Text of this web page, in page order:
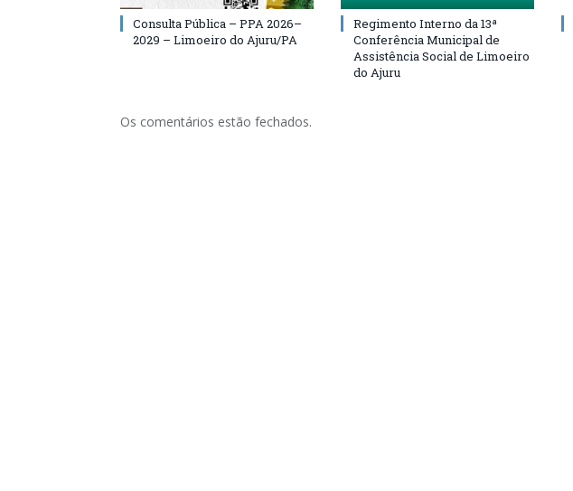
Consulta Pública – PPA 2026–
2029 – Limoeiro do Ajuru/PA
Regimento Interno da 13ª
Conferência Municipal de
Assistência Social de Limoeiro
do Ajuru
Os comentários estão fechados.